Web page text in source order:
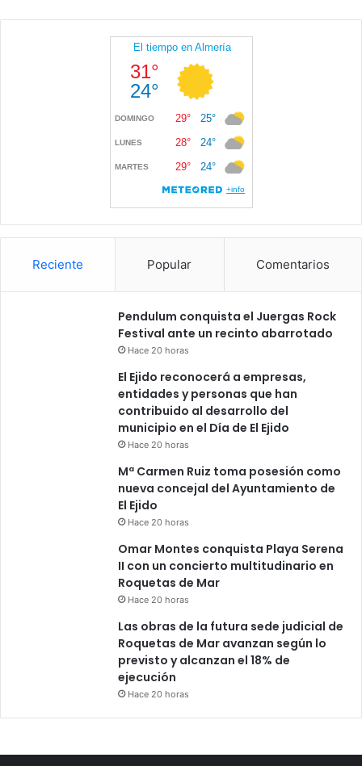
Reciente Popular Comentarios
Pendulum conquista el Juergas Rock
Festival ante un recinto abarrotado
Hace 20 horas
El Ejido reconocerá a empresas,
entidades y personas que han
contribuido al desarrollo del
municipio en el Día de El Ejido
Hace 20 horas
Mª Carmen Ruiz toma posesión como
nueva concejal del Ayuntamiento de
El Ejido
Hace 20 horas
Omar Montes conquista Playa Serena
II con un concierto multitudinario en
Roquetas de Mar
Hace 20 horas
Las obras de la futura sede judicial de
Roquetas de Mar avanzan según lo
previsto y alcanzan el 18% de
ejecución
Hace 20 horas